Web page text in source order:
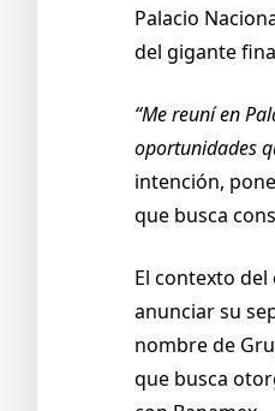
Palacio
del gigante
“Me reuní en
oportunidades
intención,
que busca
El contexto
anunciar su
nombre de
que busca